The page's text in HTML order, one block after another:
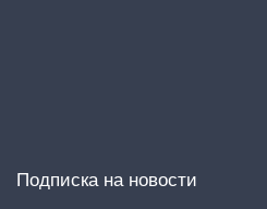
Подписка на новости